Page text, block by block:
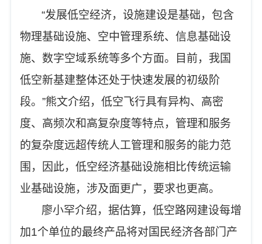
“发展低空经济，设施建设是基础，包含
物理基础设施、空中管理系统、信息基础设
施、数字空域系统等多个方面。目前，我国
低空新基建整体还处于快速发展的初级阶
段。”熊文介绍，低空飞行具有异构、高密
度、高频次和高复杂度等特点，管理和服务
的复杂度远超传统人工管理和服务的能力范
围，因此，低空经济基础设施相比传统运输
业基础设施，涉及面更广，要求也更高。
廖小罕介绍，据估算，低空路网建设每增
加1个单位的最终产品将对国民经济各部门产